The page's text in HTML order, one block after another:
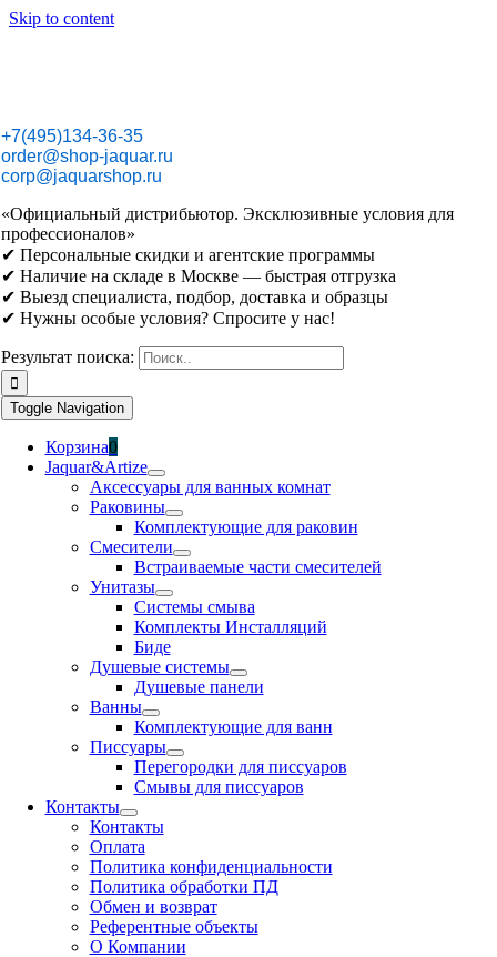
Skip to content
+7(495)134-36-35
order@shop-jaquar.ru
corp@jaquarshop.ru
«Официальный дистрибьютор. Эксклюзивные условия для
профессионалов»
✔ Персональные скидки и агентские программы
✔ Наличие на складе в Москве — быстрая отгрузка
✔ Выезд специалиста, подбор, доставка и образцы
✔ Нужны особые условия? Спросите у нас!
Результат поиска:
Toggle Navigation
Корзина0
Jaquar&Artize
Аксессуары для ванных комнат
Раковины
Комплектующие для раковин
Смесители
Встраиваемые части смесителей
Унитазы
Системы смыва
Комплекты Инсталляций
Биде
Душевые системы
Душевые панели
Ванны
Комплектующие для ванн
Писсуары
Перегородки для писсуаров
Смывы для писсуаров
Контакты
Контакты
Оплата
Политика конфиденциальности
Политика обработки ПД
Обмен и возврат
Референтные объекты
О Компании